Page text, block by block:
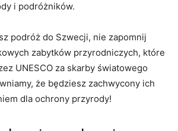
i podróżników.
⁢podróż ​do Szwecji, nie zapomnij
zabytków ‌przyrodniczych, które​
UNESCO za ⁢skarby światowego
że będziesz zachwycony‌ ich
dla ochrony​ przyrody!